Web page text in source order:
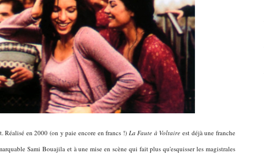
Réalisé en 2000 (on y paie encore en francs !) La Faute à Voltaire est déjà une franche
Sami Bouajila et à une mise en scène qui fait plus qu'esquisser les magistrales